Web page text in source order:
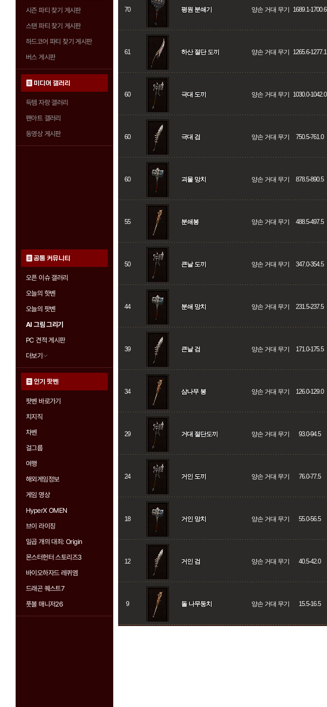
시즌 파티 찾기 게시판
스탠 파티 찾기 게시판
하드코어 파티 찾기 게시판
버스 게시판
미디어 갤러리
득템 자랑 갤러리
팬아트 갤러리
동영상 게시판
공통 커뮤니티
오픈 이슈 갤러리
오늘의 핫벤
오늘의 팟벤
AI 그림 그리기
PC 견적 게시판
더보기
인기 팟벤
팟벤 바로가기
치지직
차벤
걸그룹
여행
해외게임정보
게임 영상
HyperX OMEN
브이 라이징
일곱 개의 대죄: Origin
몬스터헌터 스토리즈3
바이오하자드 레퀴엠
드래곤 퀘스트7
풋볼 매니저26
70 평원 분쇄기 양손 거대 무기 1689.1-1700.6
61 하산 절단 도끼 양손 거대 무기 1265.6-1277.1
60 극대 도끼 양손 거대 무기 1030.0-1042.0
60 극대 검 양손 거대 무기 750.5-761.0
60 괴물 망치 양손 거대 무기 878.5-890.5
55 분쇄봉 양손 거대 무기 488.5-497.5
50 큰날 도끼 양손 거대 무기 347.0-354.5
44 분쇄 망치 양손 거대 무기 231.5-237.5
39 큰날 검 양손 거대 무기 171.0-175.5
34 삼나무 봉 양손 거대 무기 126.0-129.0
29 거대 절단도끼 양손 거대 무기 93.0-94.5
24 거인 도끼 양손 거대 무기 76.0-77.5
18 거인 망치 양손 거대 무기 55.0-56.5
12 거인 검 양손 거대 무기 40.5-42.0
9 돌 나무둥치 양손 거대 무기 15.5-16.5